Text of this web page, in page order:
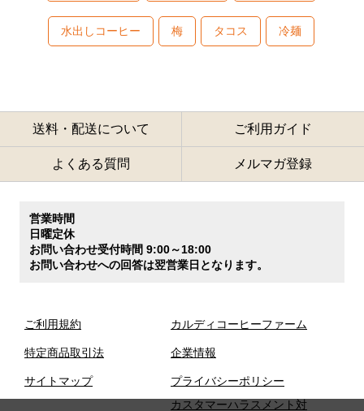
水出しコーヒー 梅 タコス 冷麺
送料・配送について ご利用ガイド
よくある質問 メルマガ登録
営業時間
日曜定休
お問い合わせ受付時間 9:00～18:00
お問い合わせへの回答は翌営業日となります。
ご利用規約
特定商品取引法
サイトマップ
カルディコーヒーファーム
企業情報
プライバシーポリシー
カスタマーハラスメント対